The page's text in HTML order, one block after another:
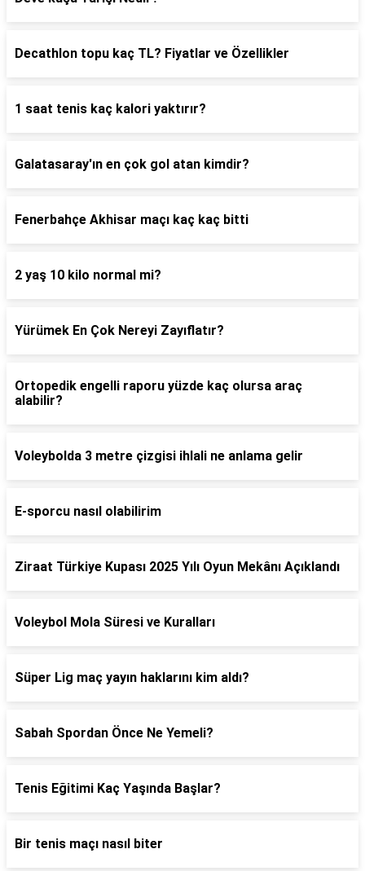
Decathlon topu kaç TL? Fiyatlar ve Özellikler
1 saat tenis kaç kalori yaktırır?
Galatasaray'ın en çok gol atan kimdir?
Fenerbahçe Akhisar maçı kaç kaç bitti
2 yaş 10 kilo normal mi?
Yürümek En Çok Nereyi Zayıflatır?
Ortopedik engelli raporu yüzde kaç olursa araç
alabilir?
Voleybolda 3 metre çizgisi ihlali ne anlama gelir
E-sporcu nasıl olabilirim
Ziraat Türkiye Kupası 2025 Yılı Oyun Mekânı Açıklandı
Voleybol Mola Süresi ve Kuralları
Süper Lig maç yayın haklarını kim aldı?
Sabah Spordan Önce Ne Yemeli?
Tenis Eğitimi Kaç Yaşında Başlar?
Bir tenis maçı nasıl biter